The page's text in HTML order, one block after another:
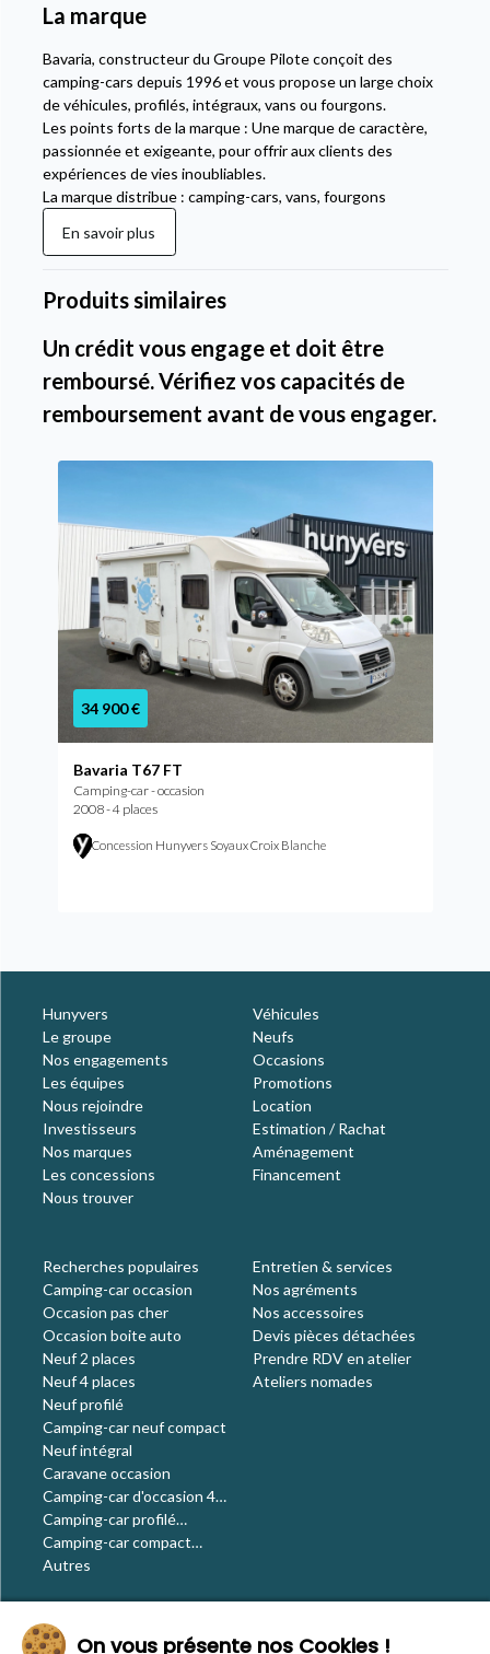
La marque
Bavaria, constructeur du Groupe Pilote conçoit des
camping-cars depuis 1996 et vous propose un large choix
de véhicules, profilés, intégraux, vans ou fourgons.
Les points forts de la marque : Une marque de caractère,
passionnée et exigeante, pour offrir aux clients des
expériences de vies inoubliables.
La marque distribue : camping-cars, vans, fourgons
En savoir plus
Produits similaires
Un crédit vous engage et doit être
remboursé. Vérifiez vos capacités de
remboursement avant de vous engager.
34 900 €
Bavaria T67 FT
Camping-car - occasion
2008 - 4 places
Concession Hunyvers Soyaux Croix Blanche
Hunyvers
Le groupe
Nos engagements
Les équipes
Nous rejoindre
Investisseurs
Nos marques
Les concessions
Nous trouver
Véhicules
Neufs
Occasions
Promotions
Location
Estimation / Rachat
Aménagement
Financement
Recherches populaires
Camping-car occasion
Occasion pas cher
Occasion boite auto
Neuf 2 places
Neuf 4 places
Neuf profilé
Camping-car neuf compact
Neuf intégral
Caravane occasion
Camping-car d'occasion 4
places
Camping-car profilé
occasion
Camping-car compact
occasion
Autres
Entretien & services
Nos agréments
Nos accessoires
Devis pièces détachées
Prendre RDV en atelier
Ateliers nomades
Le blogOn vous présente nos Cookies !